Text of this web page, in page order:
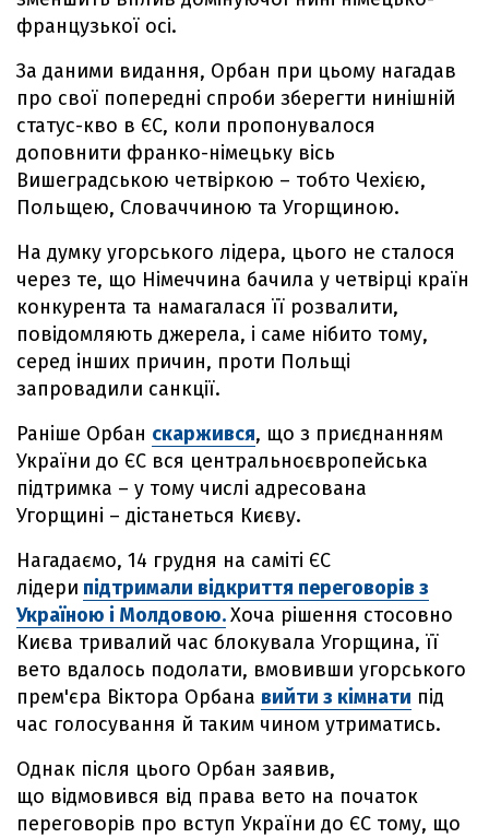
французької осі.
За даними видання, Орбан при цьому нагадав
про свої попередні спроби зберегти нинішній
статус-кво в ЄС, коли пропонувалося
доповнити франко-німецьку вісь
Вишеградською четвіркою – тобто Чехією,
Польщею, Словаччиною та Угорщиною.
На думку угорського лідера, цього не сталося
через те, що Німеччина бачила у четвірці країн
конкурента та намагалася її розвалити,
повідомляють джерела, і саме нібито тому,
серед інших причин, проти Польщі
запровадили санкції.
Раніше Орбан скаржився, що з приєднанням
України до ЄС вся центральноєвропейська
підтримка – у тому числі адресована
Угорщині – дістанеться Києву.
Нагадаємо, 14 грудня на саміті ЄС
лідери підтримали відкриття переговорів з
Україною і Молдовою.Хоча рішення стосовно
Києва тривалий час блокувала Угорщина, її
вето вдалось подолати, вмовивши угорського
прем'єра Віктора Орбана вийти з кімнати під
час голосування й таким чином утриматись.
Однак після цього Орбан заявив,
що відмовився від права вето на початок
переговорів про вступ України до ЄС тому, що